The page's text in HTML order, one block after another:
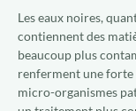
Les eaux noires,
contiennent des
beaucoup plus
renferment une forte
micro-organismes